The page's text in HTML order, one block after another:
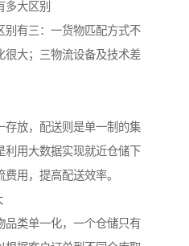
多大区别
别有三：一货物匹配方式不
很大；三物流设备及技术差
存放，配送则是单一制的集
利用大数据实现就近仓储下
用，提高配送效率。
品类单一化，一个仓储只有